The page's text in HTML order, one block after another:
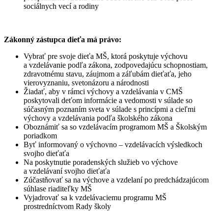
sociálnych vecí a rodiny
Zákonný zástupca dieťa má právo:
Vybrať pre svoje dieťa MŠ, ktorá poskytuje výchovu
a vzdelávanie podľa zákona, zodpovedajúcu schopnostiam,
zdravotnému stavu, záujmom a záľubám dieťaťa, jeho
vierovyznaniu, svetonázoru a národnosti
Žiadať, aby v rámci výchovy a vzdelávania v CMŠ
poskytovali deťom informácie a vedomosti v súlade so
súčasným poznaním sveta v súlade s princípmi a cieľmi
výchovy a vzdelávania podľa školského zákona
Oboznámiť sa so vzdelávacím programom MŠ a Školským
poriadkom
Byť informovaný o výchovno – vzdelávacích výsledkoch
svojho dieťaťa
Na poskytnutie poradenských služieb vo výchove
a vzdelávaní svojho dieťaťa
Zúčastňovať sa na výchove a vzdelaní po predchádzajúcom
súhlase riaditeľky MŠ
Vyjadrovať sa k vzdelávaciemu programu MŠ
prostredníctvom Rady školy